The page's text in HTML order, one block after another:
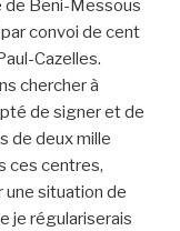
de Beni-Messous
convoi de cent
Cazelles.
chercher à
de signer et de
de deux mille
ces centres,
une situation de
je régulariserais